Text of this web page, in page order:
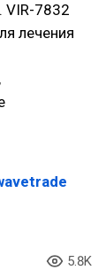
VIR-7832
лечения
5.8K